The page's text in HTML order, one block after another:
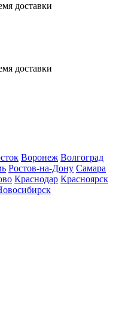
доставки
доставки
Воронеж Волгоград
Ростов-на-Дону Самара
Краснодар Красноярск